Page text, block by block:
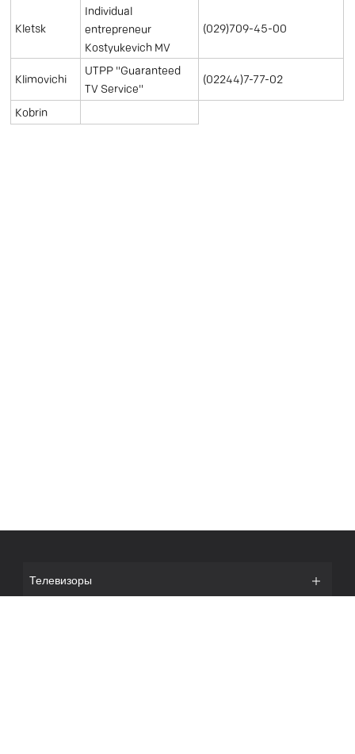
Kletsk
Individual
entrepreneur
Kostyukevich MV
(029)709-45-00
Klimovichi
UTPP "Guaranteed
TV Service"
(02244)7-77-02
Kobrin
Телевизоры